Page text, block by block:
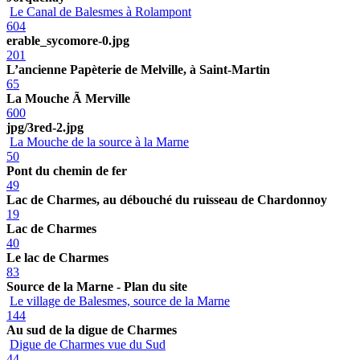
Le Canal de Balesmes à Rolampont
604
erable_sycomore-0.jpg
201
L’ancienne Papèterie de Melville, à Saint-Martin
65
La Mouche Ã Merville
600
jpg/3red-2.jpg
La Mouche de la source à la Marne
50
Pont du chemin de fer
49
Lac de Charmes, au débouché du ruisseau de Chardonnoy
19
Lac de Charmes
40
Le lac de Charmes
83
Source de la Marne - Plan du site
Le village de Balesmes, source de la Marne
144
Au sud de la digue de Charmes
Digue de Charmes vue du Sud